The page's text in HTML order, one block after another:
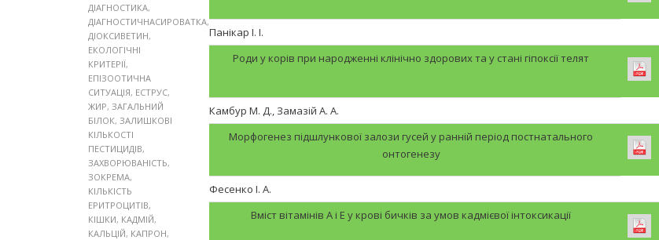
ДІАГНОСТИКА,
ДІАГНОСТИЧНАСИРОВАТКА,
ДІОКСИВЕТИН,
ЕКОЛОГІЧНІ
КРИТЕРІЇ,
ЕПІЗООТИЧНА
СИТУАЦІЯ, ЕСТРУС,
ЖИР, ЗАГАЛЬНИЙ
БІЛОК, ЗАЛИШКОВІ
КІЛЬКОСТІ
ПЕСТИЦИДІВ,
ЗАХВОРЮВАНІСТЬ,
ЗОКРЕМА,
КІЛЬКІСТЬ
ЕРИТРОЦИТІВ,
КІШКИ, КАДМІЙ,
КАЛЬЦІЙ, КАПРОН,
Панікар І. І.
Роди у корів при народженні клінічно здорових та у стані гіпоксії телят
Камбур М. Д., Замазій А. А.
Морфогенез підшлункової залози гусей у ранній період постнатального
онтогенезу
Фесенко І. А.
Вміст вітамінів А і Е у крові бичків за умов кадмієвої інтоксикації